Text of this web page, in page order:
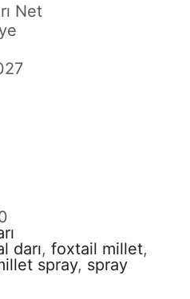
Net
darı, foxtail millet,
spray, spray